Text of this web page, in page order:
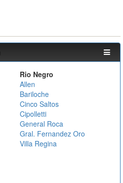
Rio Negro
Allen
Bariloche
Cinco Saltos
Cipolletti
General Roca
Gral. Fernandez Oro
Villa Regina